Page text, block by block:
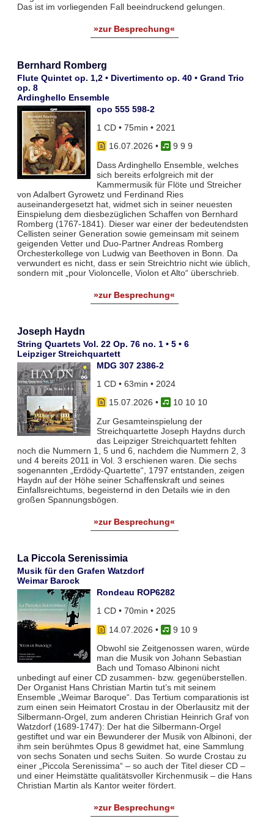
Das ist im vorliegenden Fall beeindruckend gelungen.
»zur Besprechung«
Bernhard Romberg
Flute Quintet op. 1,2 • Divertimento op. 40 • Grand Trio
op. 8
Ardinghello Ensemble
cpo 555 598-2
1 CD • 75min • 2021
16.07.2026 •
9 9 9
Dass Ardinghello Ensemble, welches
sich bereits erfolgreich mit der
Kammermusik für Flöte und Streicher
von Adalbert Gyrowetz und Ferdinand Ries
auseinandergesetzt hat, widmet sich in seiner neuesten
Einspielung dem diesbezüglichen Schaffen von Bernhard
Romberg (1767-1841). Dieser war einer der bedeutendsten
Cellisten seiner Generation sowie gemeinsam mit seinem
geigenden Vetter und Duo-Partner Andreas Romberg
Orchesterkollege von Ludwig van Beethoven in Bonn. Da
verwundert es nicht, dass er sein Streichtrio nicht wie üblich,
sondern mit „pour Violoncelle, Violon et Alto“ überschrieb.
»zur Besprechung«
Joseph Haydn
String Quartets Vol. 22 Op. 76 no. 1 • 5 • 6
Leipziger Streichquartett
MDG 307 2386-2
1 CD • 63min • 2024
15.07.2026 •
10 10 10
Zur Gesamteinspielung der
Streichquartette Joseph Haydns durch
das Leipziger Streichquartett fehlten
noch die Nummern 1, 5 und 6, nachdem die Nummern 2, 3
und 4 bereits 2011 in Vol. 3 erschienen waren. Die sechs
sogenannten „Erdödy-Quartette“, 1797 entstanden, zeigen
Haydn auf der Höhe seiner Schaffenskraft und seines
Einfallsreichtums, begeisternd in den Details wie in den
großen Spannungsbögen.
»zur Besprechung«
La Piccola Serenissimia
Musik für den Grafen Watzdorf
Weimar Barock
Rondeau ROP6282
1 CD • 70min • 2025
14.07.2026 •
9 10 9
Obwohl sie Zeitgenossen waren, würde
man die Musik von Johann Sebastian
Bach und Tomaso Albinoni nicht
unbedingt auf einer CD zusammen- bzw. gegenüberstellen.
Der Organist Hans Christian Martin tut’s mit seinem
Ensemble „Weimar Baroque“. Das Tertium comparationis ist
zum einen sein Heimatort Crostau in der Oberlausitz mit der
Silbermann-Orgel, zum anderen Christian Heinrich Graf von
Watzdorf (1689-1747): Der hat die Silbermann-Orgel
gestiftet und war ein Bewunderer der Musik von Albinoni, der
ihm sein berühmtes Opus 8 gewidmet hat, eine Sammlung
von sechs Sonaten und sechs Suiten. So wurde Crostau zu
einer „Piccola Serenissima“ – so auch der Titel dieser CD –
und einer Heimstätte qualitätsvoller Kirchenmusik – die Hans
Christian Martin als Kantor weiter fördert.
»zur Besprechung«